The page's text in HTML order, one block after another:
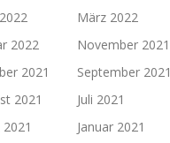
März 2022
2022
November 2021
2021
September 2021
2021
Juli 2021
Januar 2021